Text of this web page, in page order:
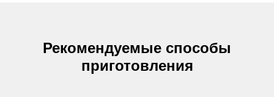
Рекомендуемые способы
приготовления